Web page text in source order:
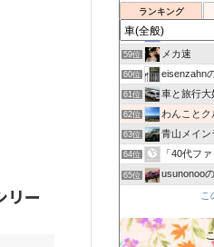
リー
ランキング
57位 なんでも情
58位 興味のまま
59位 メカ速
60位 eisenzahn
61位 車と旅行大
62位 わんこと
63位 青山メイン
64位 「40代ファ
65位 usunonoo
新潟塗装職
68位 あーぬんブ
こ